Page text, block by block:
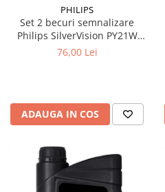
PHILIPS
Set 2 becuri semnalizare
Philips SilverVision PY21W
BAU15s 12V 21W
76,00 Lei
ADAUGA IN COS